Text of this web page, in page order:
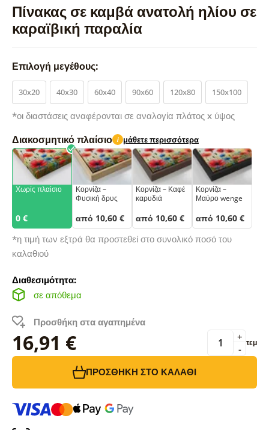
Πίνακας σε καμβά ανατολή ηλίου σε
καραϊβική παραλία
Επιλογή μεγέθους:
30x20 40x30 60x40 90x60 120x80 150x100
*οι διαστάσεις αναφέρονται σε αναλογία πλάτος x ύψος
Διακοσμητικό πλαίσιο i μάθετε περισσότερα
Χωρίς πλαίσιο
0 €
Κορνίζα –
Φυσική δρυς
από 10,60 €
Κορνίζα – Καφέ
καρυδιά
από 10,60 €
Κορνίζα –
Μαύρο wenge
από 10,60 €
*η τιμή των εξτρά θα προστεθεί στο συνολικό ποσό του
καλαθιού
Διαθεσιμότητα:
σε απόθεμα
Προσθήκη στα αγαπημένα
16,91 € -
+ τεμ
ΠΡΟΣΘΉΚΗ ΣΤΟ ΚΑΛΆΘΙ